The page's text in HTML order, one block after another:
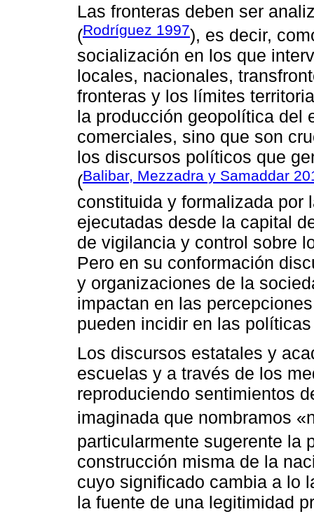
Las fronteras deben ser
(Rodríguez 1997), es decir,
socialización en los que
locales, nacionales,
fronteras y los límites
la producción geopolítica del
comerciales, sino que son
los discursos políticos que
(Balibar, Mezzadra y Samaddar
constituida y formalizada
ejecutadas desde la capital
de vigilancia y control sobre
Pero en su conformación
y organizaciones de la
impactan en las
pueden incidir en las
Los discursos estatales y
escuelas y a través de los
reproduciendo sentimientos
imaginada que nombramos
particularmente sugerente la
construcción misma de la
cuyo significado cambia a lo
la fuente de una legitimidad